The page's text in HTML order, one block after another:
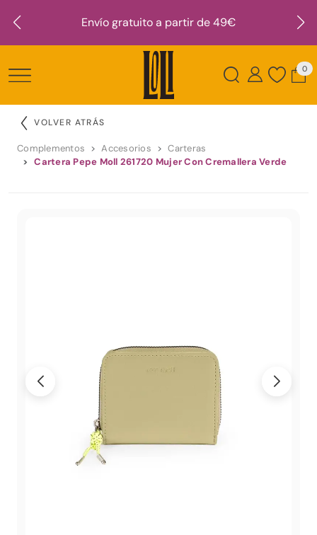
Envío gratuito a partir de 49€
0
VOLVER ATRÁS
Complementos Accesorios
Carteras
Cartera Pepe Moll 261720 Mujer Con Cremallera Verde